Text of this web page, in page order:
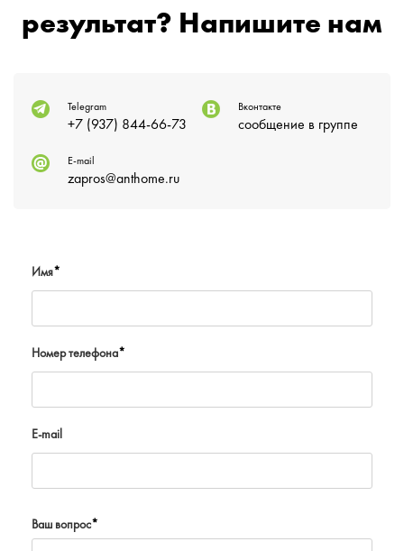
результат? Напишите нам
Telegram
+7 (937) 844-66-73
Вконтакте
сообщение в группе
E-mail
zapros@anthome.ru
Имя*
Номер телефона*
E-mail
Ваш вопрос*